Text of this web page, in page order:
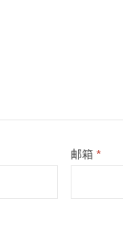
邮箱*